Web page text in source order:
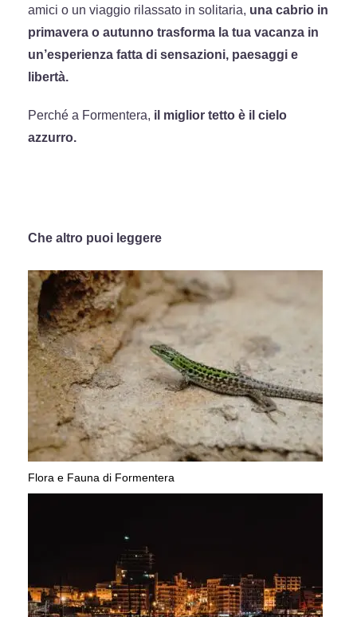
amici o un viaggio rilassato in solitaria, una cabrio in
primavera o autunno trasforma la tua vacanza in
un’esperienza fatta di sensazioni, paesaggi e
libertà.
Perché a Formentera, il miglior tetto è il cielo
azzurro.
Che altro puoi leggere
Flora e Fauna di Formentera